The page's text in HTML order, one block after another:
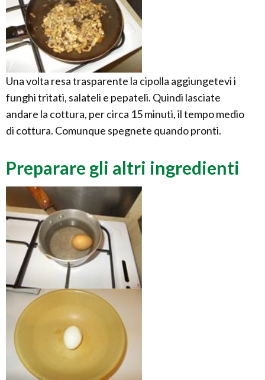
Una volta resa trasparente la cipolla aggiungetevi i
funghi tritati, salateli e pepateli. Quindi lasciate
andare la cottura, per circa 15 minuti, il tempo medio
di cottura. Comunque spegnete quando pronti.
Preparare gli altri ingredienti